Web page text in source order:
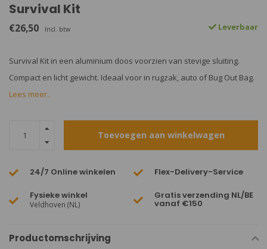
Survival Kit
€26,50 Incl. btw Leverbaar
Survival Kit in een aluminium doos voorzien van stevige sluiting.
Compact en licht gewicht. Ideaal voor in rugzak, auto of Bug Out Bag.
Lees meer..
Toevoegen aan winkelwagen
24/7 Online winkelen Flex-Delivery-Service
Fysieke winkel
Veldhoven (NL)
Gratis verzending NL/BE
vanaf €150
Productomschrijving